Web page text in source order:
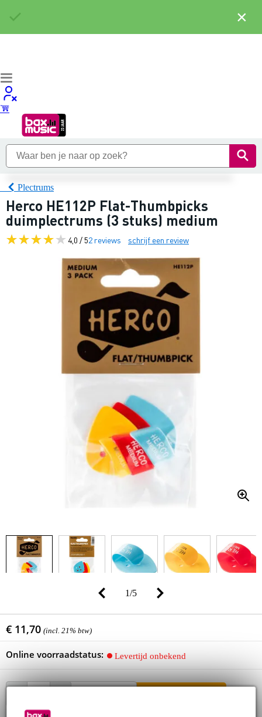
Plectrums
Herco HE112P Flat-Thumbpicks
duimplectrums (3 stuks) medium
4,0 / 52 reviews schrijf een review
1/5
€ 11,70 (incl. 21% btw)
Online voorraadstatus: Levertijd onbekend
×